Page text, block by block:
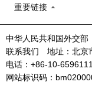
重要链接
中华人民共和国外交
联系我们 地址：北京
电话：+86-10-
网站标识码：